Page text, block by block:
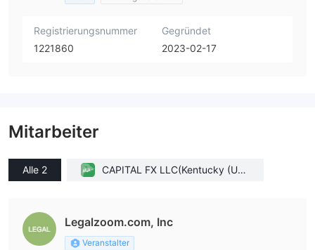
Registrierungsnummer
1221860
Gegründet
2023-02-17
Mitarbeiter
Alle 2
CAPITAL FX LLC(Kentucky (Unit
Legalzoom.com, Inc
Veranstalter